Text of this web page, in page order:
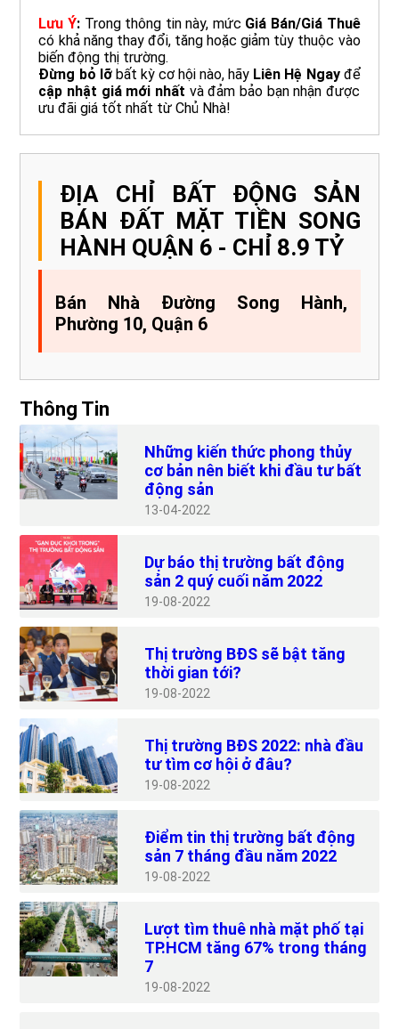
Lưu Ý: Trong thông tin này, mức Giá Bán/Giá Thuê
có khả năng thay đổi, tăng hoặc giảm tùy thuộc vào
biến động thị trường.
Đừng bỏ lỡbất kỳ cơ hội nào, hãy Liên Hệ Ngayđể
cập nhật giá mới nhất và đảm bảo bạn nhận được
ưu đãi giá tốt nhất từ Chủ Nhà!
ĐỊA CHỈ BẤT ĐỘNG SẢN
BÁN ĐẤT MẶT TIỀN SONG
HÀNH QUẬN 6 - CHỈ 8.9 TỶ
Bán Nhà Đường Song Hành,
Phường 10, Quận 6
Thông Tin
Những kiến thức phong thủy
cơ bản nên biết khi đầu tư bất
động sản
13 04-2022
Dự báo thị trường bất động
sản 2 quý cuối năm 2022
19 08-2022
Thị trường BĐS sẽ bật tăng
thời gian tới?
19 08-2022
Thị trường BĐS 2022: nhà đầu
tư tìm cơ hội ở đâu?
19 08-2022
Điểm tin thị trường bất động
sản 7 tháng đầu năm 2022
19 08-2022
Lượt tìm thuê nhà mặt phố tại
TP.HCM tăng 67% trong tháng
7
19 08-2022